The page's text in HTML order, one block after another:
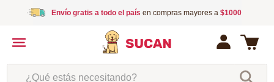
Envío gratis a todo el país en compras mayores a $1000
¿Qué estás necesitando?